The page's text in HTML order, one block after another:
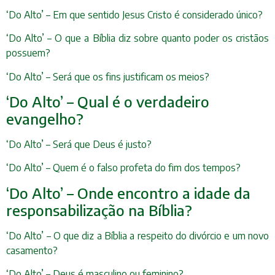
‘Do Alto’ – Em que sentido Jesus Cristo é considerado único?
‘Do Alto’ – O que a Bíblia diz sobre quanto poder os cristãos
possuem?
‘Do Alto’ – Será que os fins justificam os meios?
‘Do Alto’ – Qual é o verdadeiro
evangelho?
‘Do Alto’ – Será que Deus é justo?
‘Do Alto’ – Quem é o falso profeta do fim dos tempos?
‘Do Alto’ – Onde encontro a idade da
responsabilização na Bíblia?
‘Do Alto’ – O que diz a Bíblia a respeito do divórcio e um novo
casamento?